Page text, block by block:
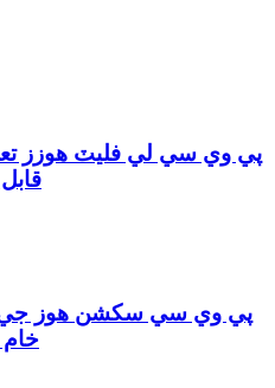
پي وي سي لي فليٽ هوزز
پي وي سي سکشن هوز جي
خام